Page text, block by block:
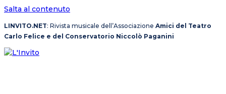
Salta al contenuto
LINVITO.NET: Rivista musicale dell’Associazione Amici del Teatro
Carlo Felice e del Conservatorio Niccolò Paganini